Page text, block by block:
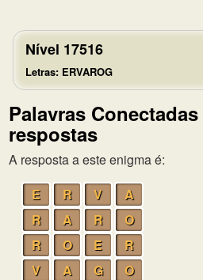
Nível 17516
Letras: ERVAROG
Palavras
respostas
A resposta a este enigma é:
E
R V
A
R
A R
O
R
O E
R
V
A G
O